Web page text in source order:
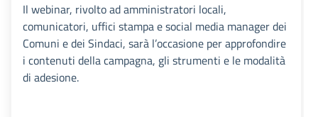
Il webinar, rivolto ad amministratori locali,
comunicatori, uffici stampa e social media manager dei
Comuni e dei Sindaci, sarà l’occasione per approfondire
i contenuti della campagna, gli strumenti e le modalità
di adesione.